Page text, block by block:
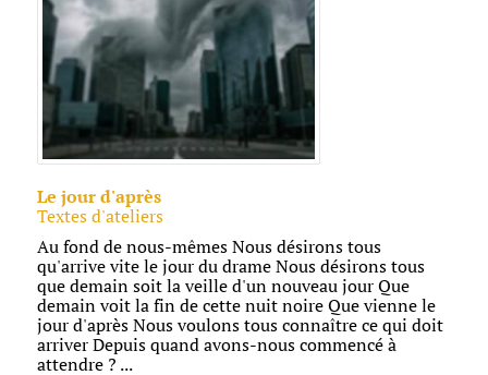
Le jour d'après
Textes d'ateliers
Au fond de nous-mêmes Nous désirons tous
qu'arrive vite le jour du drame Nous désirons tous
que demain soit la veille d'un nouveau jour Que
demain voit la fin de cette nuit noire Que vienne le
jour d'après Nous voulons tous connaître ce qui doit
arriver Depuis quand avons-nous commencé à
attendre ? ...